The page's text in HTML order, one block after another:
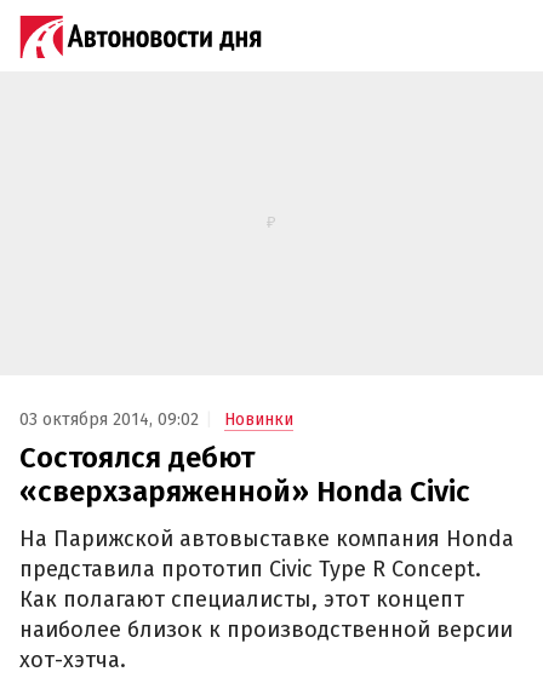
03 октября 2014, 09:02 Новинки
Состоялся дебют
«сверхзаряженной» Honda Civic
На Парижской автовыставке компания Honda
представила прототип Civic Type R Concept.
Как полагают специалисты, этот концепт
наиболее близок к производственной версии
хот-хэтча.